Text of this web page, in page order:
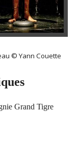
© Yann Couette
Grand Tigre